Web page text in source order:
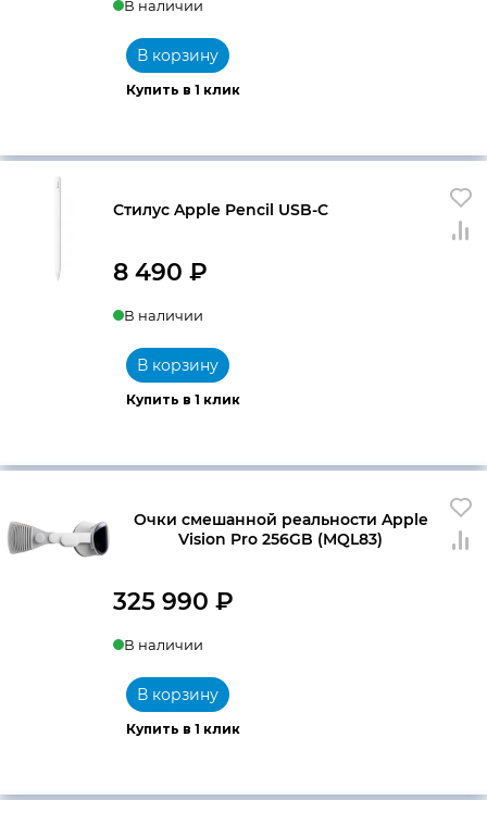
В наличии
Купить в 1 клик
В корзину
Стилус Apple Pencil USB-C
8 490 ₽
В наличии
Купить в 1 клик
В корзину
Очки смешанной реальности Apple
Vision Pro 256GB (MQL83)
325 990 ₽
В наличии
Купить в 1 клик
В корзину